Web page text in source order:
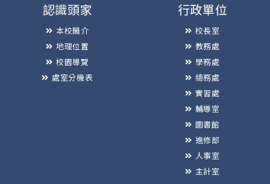
認識頭家
本校簡介
地理位置
校園導覽
處室分機表
行政單位
校長室
教務處
學務處
總務處
實習處
輔導室
圖書館
進修部
人事室
主計室